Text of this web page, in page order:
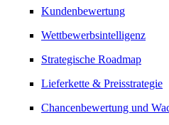
Kundenbewertung
Wettbewerbsintelligenz
Strategische Roadmap
Lieferkette & Preisstrategie
Chancenbewertung und